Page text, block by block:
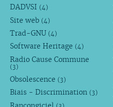
DADVSI (4)
Site web (4)
Trad-GNU (4)
Software Heritage (4)
Radio Cause Commune
(3)
Obsolescence (3)
Biais - Discrimination (3)